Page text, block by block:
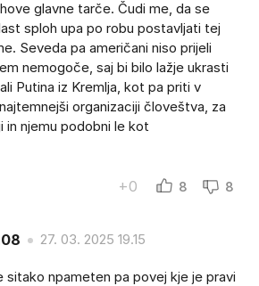
glavne tarče. Čudi me, da se
sploh upa po robu postavljati tej
Seveda pa američani niso prijeli
nemogoče, saj bi bilo lažje ukrasti
Putina iz Kremlja, kot pa priti v
organizaciji človeštva, za
in njemu podobni le kot
+0 8 8
27. 03. 2025 19.15
sitako npameten pa povej kje je pravi